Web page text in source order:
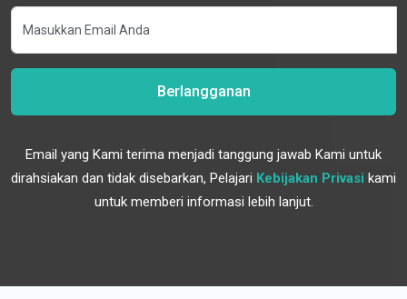
Berlangganan
Email yang Kami terima menjadi tanggung jawab Kami untuk
dirahsiakan dan tidak disebarkan, Pelajari Kebijakan Privasi kami
untuk memberi informasi lebih lanjut.